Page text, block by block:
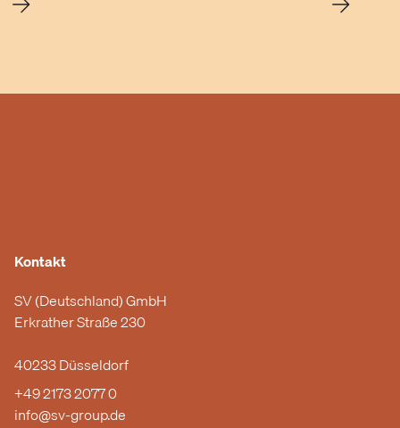
Kontakt
SV (Deutschland) GmbH
Erkrather Straße 230
40233 Düsseldorf
+49 2173 2077 0
info@sv-group.de